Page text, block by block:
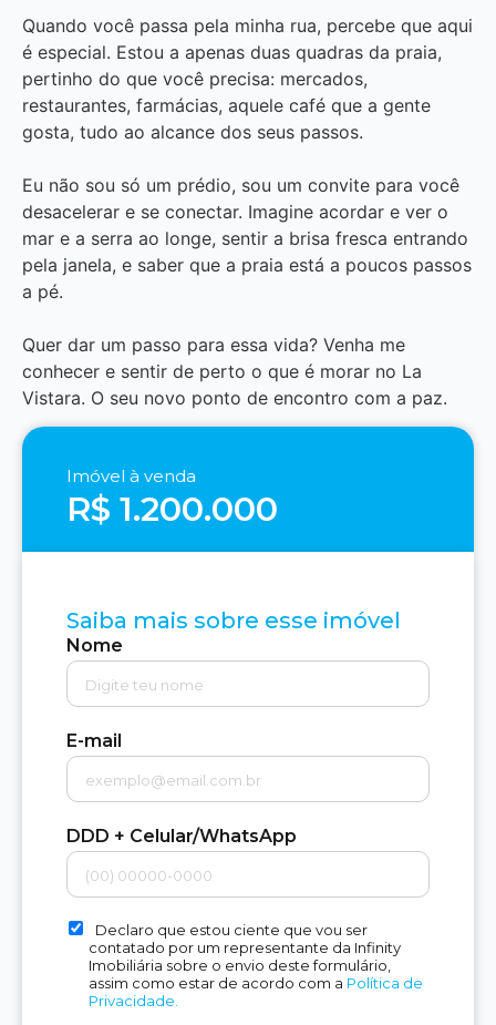
Quando você passa pela minha rua, percebe que aqui
é especial. Estou a apenas duas quadras da praia,
pertinho do que você precisa: mercados,
restaurantes, farmácias, aquele café que a gente
gosta, tudo ao alcance dos seus passos.
Eu não sou só um prédio, sou um convite para você
desacelerar e se conectar. Imagine acordar e ver o
mar e a serra ao longe, sentir a brisa fresca entrando
pela janela, e saber que a praia está a poucos passos
a pé.
Quer dar um passo para essa vida? Venha me
conhecer e sentir de perto o que é morar no La
Vistara. O seu novo ponto de encontro com a paz.
Imóvel à venda
R$ 1.200.000
Saiba mais sobre esse imóvel
Nome
E-mail
DDD + Celular/WhatsApp
Declaro que estou ciente que vou ser
contatado por um representante da Infinity
Imobiliária sobre o envio deste formulário,
assim como estar de acordo com a Política de
Privacidade.